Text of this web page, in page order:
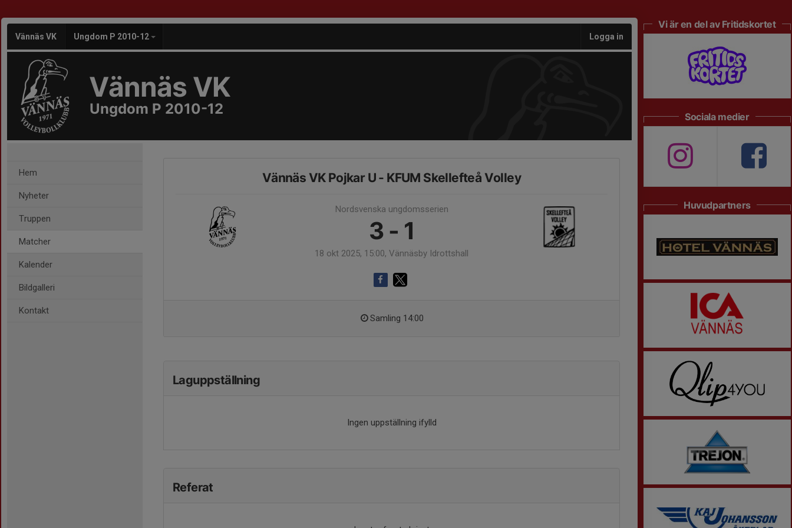
Vännäs VK Ungdom P 2010-12 Logga in
Vännäs VK
Ungdom P 2010-12
Hem
Nyheter
Truppen
Matcher
Kalender
Bildgalleri
Kontakt
Vännäs VK Pojkar U - KFUM Skellefteå Volley
Nordsvenska ungdomsserien
3 - 1
18 okt 2025, 15:00, Vännäsby Idrottshall
Samling 14:00
Laguppställning
Ingen uppställning ifylld
Referat
Vi är en del av Fritidskortet
Sociala medier
Huvudpartners